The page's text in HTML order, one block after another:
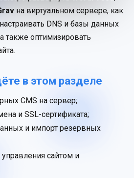
на виртуальном сервере, как
DNS и базы данных
также оптимизировать
в этом разделе
CMS на сервер;
и SSL-сертификата;
и импорт резервных
сайтом и